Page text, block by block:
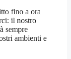
fino a ora
il nostro
sempre
ambienti e